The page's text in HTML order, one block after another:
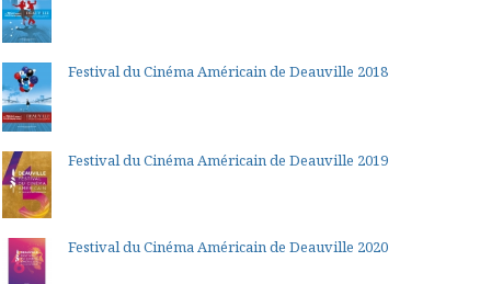
Festival du Cinéma Américain de Deauville 2018
Festival du Cinéma Américain de Deauville 2019
Festival du Cinéma Américain de Deauville 2020